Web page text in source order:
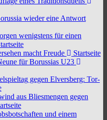
wieder eine Antwort
wenigstens für einen
macht Freude
Startseite
für Borussias U23
gegen Elversberg: Tor-
aus Bliesmengen gegen
und einem